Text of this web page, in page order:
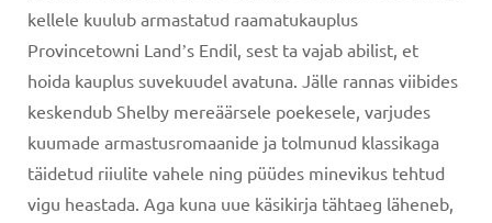
kellele kuulub armastatud raamatukauplus
Provincetowni Landʼs Endil, sest ta vajab abilist, et
hoida kauplus suvekuudel avatuna. Jälle rannas viibides
keskendub Shelby mereäärsele poekesele, varjudes
kuumade armastusromaanide ja tolmunud klassikaga
täidetud riiulite vahele ning püüdes minevikus tehtud
vigu heastada. Aga kuna uue käsikirja tähtaeg läheneb,